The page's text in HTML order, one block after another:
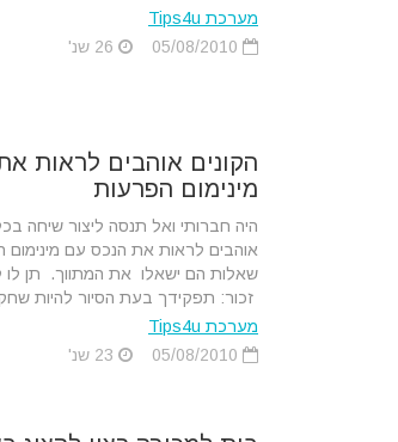
מערכת Tips4u
הקונים אוהבים לראות
מינימום הפרעות
היה חברותי ואל תנסה ליצור שיחה
אוהבים לראות את הנכס עם מינימום
שאלות הם ישאלו את המתווך. תן
זכור: תפקידך בעת הסיור להיות
מערכת Tips4u